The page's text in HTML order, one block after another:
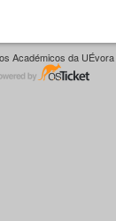
Académicos da